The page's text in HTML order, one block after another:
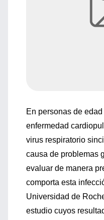
En personas de
enfermedad
virus respiratorio
causa de problemas
evaluar de manera
comporta esta
Universidad de
estudio cuyos